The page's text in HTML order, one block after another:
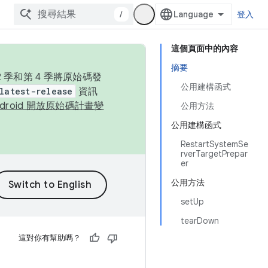
/ 登入
這個頁面中的內容
摘要
公用建構函式
公用方法
公用建構函式
RestartSystemSe
rverTargetPrepar
er
公用方法
setUp
tearDown
和第 4 季將原始碼發
release
資訊
開放原始碼計畫變
這對你有幫助嗎？